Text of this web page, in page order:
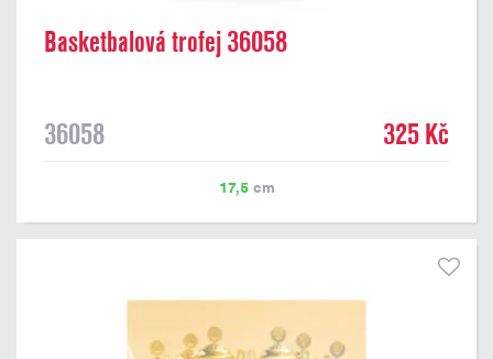
Basketbalová trofej 36058
36058 325 Kč
17,5cm